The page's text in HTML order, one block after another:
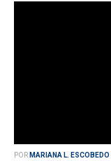
POR MARIANA L. ESCOBEDO